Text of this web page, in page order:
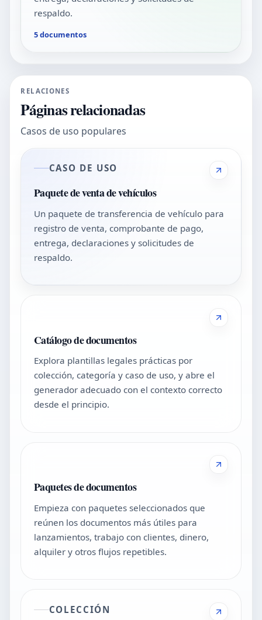
respaldo.
5 documentos
RELACIONES
Páginas relacionadas
Casos de uso populares
CASO DE USO
Paquete de venta de vehículos
Un paquete de transferencia de vehículo para
registro de venta, comprobante de pago,
entrega, declaraciones y solicitudes de
respaldo.
Catálogo de documentos
Explora plantillas legales prácticas por
colección, categoría y caso de uso, y abre el
generador adecuado con el contexto correcto
desde el principio.
Paquetes de documentos
Empieza con paquetes seleccionados que
reúnen los documentos más útiles para
lanzamientos, trabajo con clientes, dinero,
alquiler y otros flujos repetibles.
COLECCIÓN